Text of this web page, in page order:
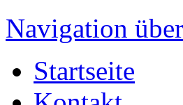
Navigation
Startseite